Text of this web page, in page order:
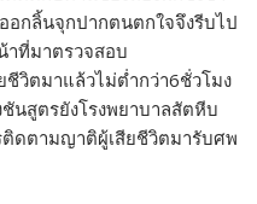
กลิ้นจุกปากตนตกใจจึงรีบไป
าที่มาตรวจสอบ
ชีวิตมาแล้วไม่ต่ำกว่า6ชั่วโมง
นสูตรยังโรงพยาบาลสัตหีบ
ติดตามญาติผู้เสียชีวิตมารับศพ